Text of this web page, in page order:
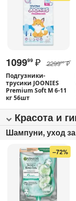
109999 ₽ 229900 ₽
Подгузники-
трусики JOONIES
Premium Soft M 6-11
кг 56шт
Красота и
Шампуни, уход
–72%